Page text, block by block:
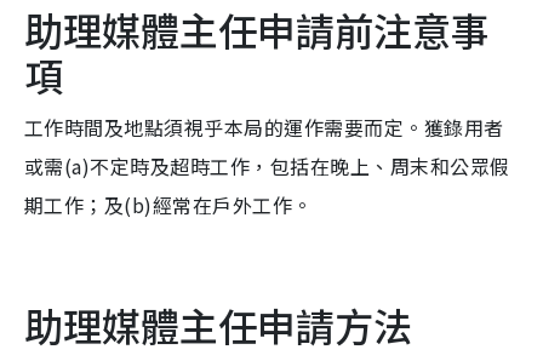
助理媒體主任申請前注意事
項
工作時間及地點須視乎本局的運作需要而定。獲錄用者
或需(a)不定時及超時工作，包括在晚上、周末和公眾假
期工作；及(b)經常在戶外工作。
助理媒體主任申請方法